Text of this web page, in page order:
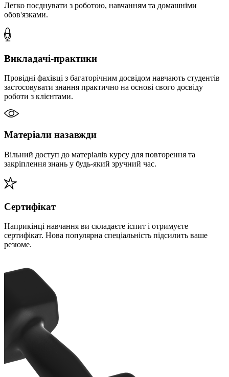
Легко поєднувати з роботою, навчанням та домашніми
обов'язками.
Викладачі-практики
Провідні фахівці з багаторічним досвідом навчають студентів
застосовувати знання практично на основі свого досвіду
роботи з клієнтами.
Матеріали назавжди
Вільний доступ до матеріалів курсу для повторення та
закріплення знань у будь-який зручний час.
Сертифікат
Наприкінці навчання ви складаєте іспит і отримуєте
сертифікат. Нова популярна спеціальність підсилить ваше
резюме.